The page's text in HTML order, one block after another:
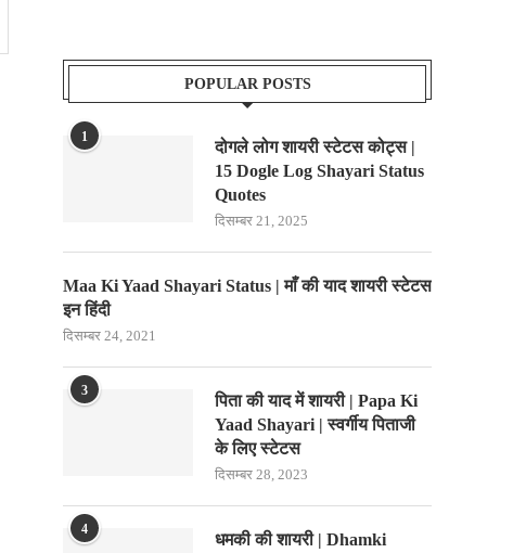
POPULAR POSTS
1
दोगले लोग शायरी स्टेटस कोट्स |
15 Dogle Log Shayari Status
Quotes
दिसम्बर 21, 2025
Maa Ki Yaad Shayari Status | माँ की याद शायरी स्टेटस
इन हिंदी
दिसम्बर 24, 2021
3
पिता की याद में शायरी | Papa Ki
Yaad Shayari | स्वर्गीय पिताजी
के लिए स्टेटस
दिसम्बर 28, 2023
4
धमकी की शायरी | Dhamki